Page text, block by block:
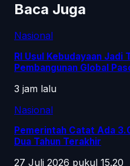
Baca Juga
Nasional
RI Usul Kebudayaan
Pembangunan Global
3 jam lalu
Nasional
Pemerintah Catat Ada
Dua Tahun Terakhir
27 Juli 2026 pukul 15.20